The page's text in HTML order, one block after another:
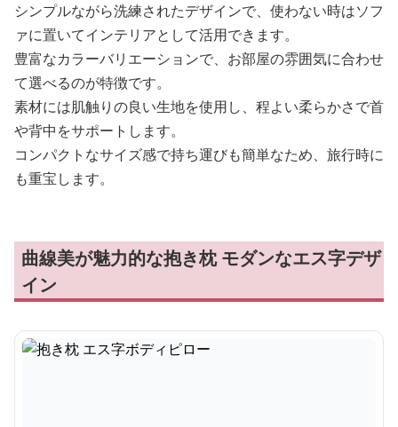
シンプルながら洗練されたデザインで、使わない時はソフ
ァに置いてインテリアとして活用できます。
豊富なカラーバリエーションで、お部屋の雰囲気に合わせ
て選べるのが特徴です。
素材には肌触りの良い生地を使用し、程よい柔らかさで首
や背中をサポートします。
コンパクトなサイズ感で持ち運びも簡単なため、旅行時に
も重宝します。
曲線美が魅力的な抱き枕 モダンなエス字デザ
イン